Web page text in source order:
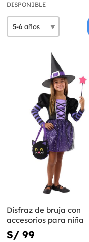
DISPONIBLE
Disfraz de bruja con
accesorios para niña
S/ 99